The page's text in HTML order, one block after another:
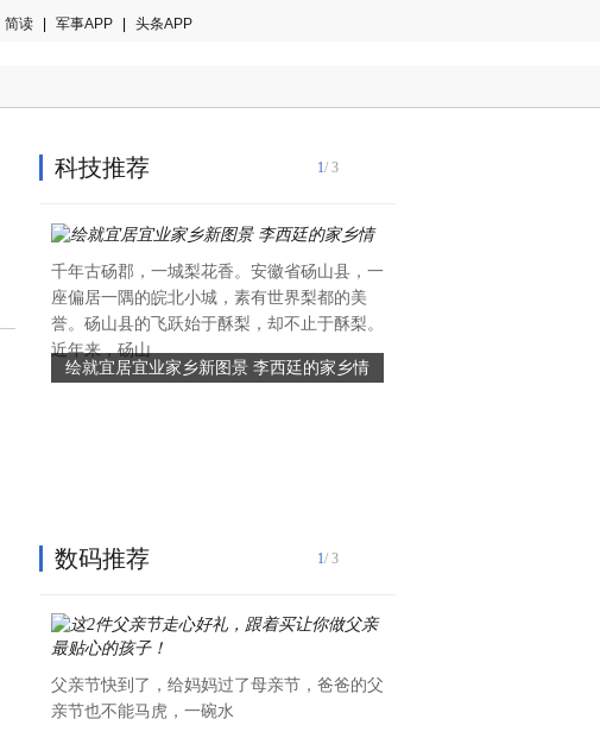
简读 军事APP 头条APP
科技推荐
绘就宜居宜业家乡新图景 李西廷的家乡情
千年古砀郡，一城梨花香。安徽省砀山县，一
座偏居一隅的皖北小城，素有世界梨都的美
誉。砀山县的飞跃始于酥梨，却不止于酥梨。
近年来，砀山
1/ 3
数码推荐
父亲节快到了，给妈妈过了母亲节，爸爸的父
亲节也不能马虎，一碗水
1/ 3